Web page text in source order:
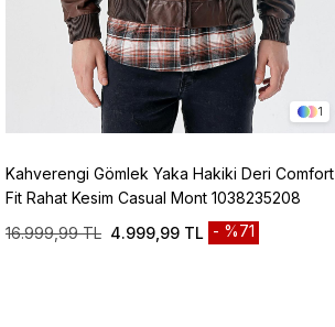
1
Kahverengi Gömlek Yaka Hakiki Deri Comfort
Fit Rahat Kesim Casual Mont 1038235208
16.999,99 TL 4.999,99 TL %71